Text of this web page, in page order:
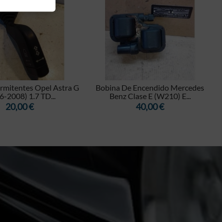
Encendido Mercedes
E (W210) E...
Precio
40,00 €
Cerradura Puerta Delantera
Derecha Opel Corsa C...
Precio
30,00 €